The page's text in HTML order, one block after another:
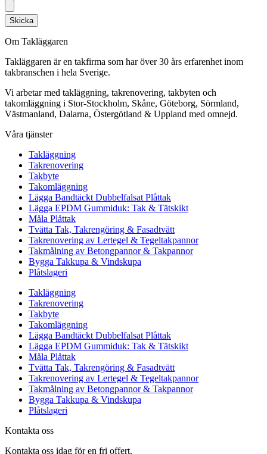
Skicka
Om Takläggaren
Takläggaren är en takfirma som har över 30 års erfarenhet inom
takbranschen i hela Sverige.
Vi arbetar med takläggning, takrenovering, takbyten och
takomläggning i Stor-Stockholm, Skåne, Göteborg, Sörmland,
Västmanland, Dalarna, Östergötland & Uppland med omnejd.
Våra tjänster
Takläggning
Takrenovering
Takbyte
Takomläggning
Lägga Bandtäckt Dubbelfalsat Plåttak
Lägga EPDM Gummiduk: Tak & Tätskikt
Måla Plåttak
Tvätta Tak, Takrengöring & Fasadtvätt
Takrenovering av Lertegel & Tegeltakpannor
Takmålning av Betongpannor & Takpannor
Bygga Takkupa & Vindskupa
Plåtslageri
Takläggning
Takrenovering
Takbyte
Takomläggning
Lägga Bandtäckt Dubbelfalsat Plåttak
Lägga EPDM Gummiduk: Tak & Tätskikt
Måla Plåttak
Tvätta Tak, Takrengöring & Fasadtvätt
Takrenovering av Lertegel & Tegeltakpannor
Takmålning av Betongpannor & Takpannor
Bygga Takkupa & Vindskupa
Plåtslageri
Kontakta oss
Kontakta oss idag för en fri offert.